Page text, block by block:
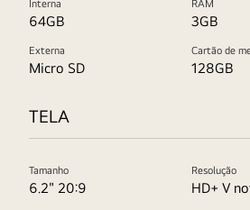
Interna
64GB
RAM
3GB
Externa
Micro SD
Cartão de
128GB
TELA
Tamanho
6.2" 20:9
Resolução
HD+ V